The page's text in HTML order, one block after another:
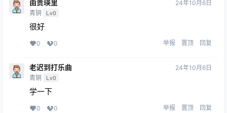
由贵瑛里
青铜 Lv0
24年10月6日
很好
0 0 举报 置顶 回复
老迟到打乐曲
青铜 Lv0
24年10月6日
学一下
0 0 举报 置顶 回复